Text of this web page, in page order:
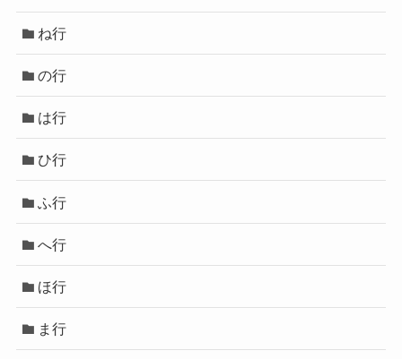
ね行
の行
は行
ひ行
ふ行
へ行
ほ行
ま行